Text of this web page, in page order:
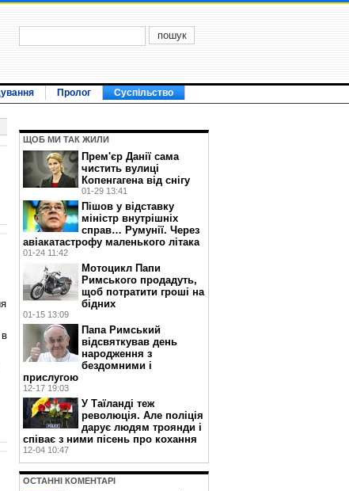
Пролог Суспільство
ЩОБ МИ ТАК ЖИЛИ
Прем'єр Данії сама
чистить вулиці
Копенгагена від снігу
01-29 13:41
Пішов у відставку
міністр внутрішніх
справ… Румунії. Через
авіакатастрофу маленького літака
01-24 11:42
Мотоцикл Папи
Римського продадуть,
щоб потратити гроші на
бідних
01-15 13:09
Папа Римський
відсвяткував день
народження з
бездомними і
прислугою
12-17 19:03
У Таїланді теж
революція. Але поліція
дарує людям троянди і
співає з ними пісень про кохання
12-04 10:47
ОСТАННI КОМЕНТАРI